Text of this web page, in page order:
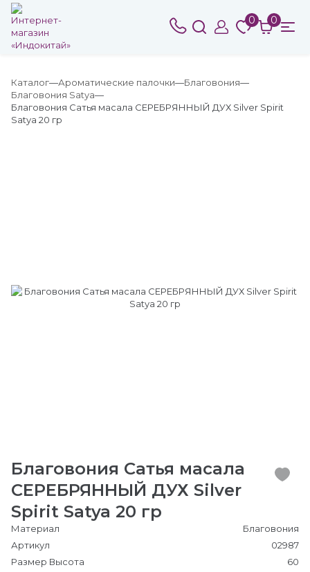
0 0
Каталог Ароматические палочки
Благовония
Благовония Satya
Благовония Сатья масала СЕРЕБРЯННЫЙ ДУХ Silver Spirit
Satya 20 гр
Благовония Сатья масала
СЕРЕБРЯННЫЙ ДУХ Silver
Spirit Satya 20 гр
Материал
Благовония
Артикул
02987
Размер Высота
60